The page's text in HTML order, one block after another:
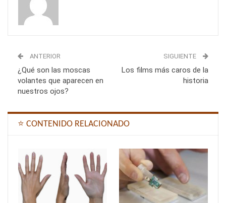
ANTERIOR
¿Qué son las moscas
volantes que aparecen en
nuestros ojos?
SIGUIENTE
Los films más caros de la
historia
⭐ CONTENIDO RELACIONADO